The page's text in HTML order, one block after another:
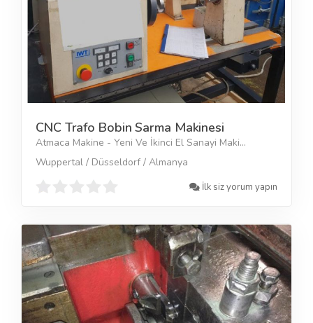
CNC Trafo Bobin Sarma Makinesi
Atmaca Makine - Yeni Ve İkinci El Sanayi Maki...
Wuppertal / Düsseldorf / Almanya
İlk siz yorum yapın